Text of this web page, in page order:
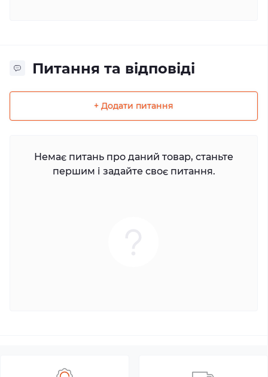
Питання та відповіді
+ Додати питання
Немає питань про даний товар, станьте
першим і задайте своє питання.